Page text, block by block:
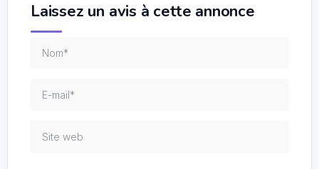
Laissez un avis à cette annonce